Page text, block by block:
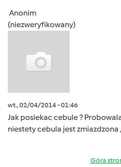
Anonim
(niezweryfikowany)
wt., 02/04/2014 - 01:46
Jak posiekac cebule ?
niestety cebula jest zmiazdzona
Góra